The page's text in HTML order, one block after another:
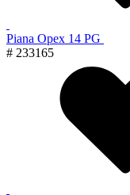
Piana Орех 14 PG
# 233165